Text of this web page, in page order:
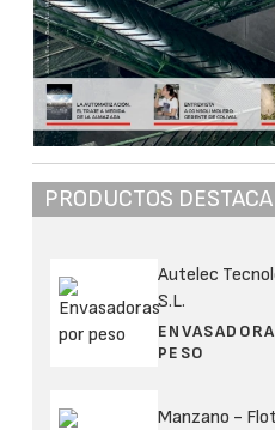
PRODUCTOS
Autelec
S.L.
PESO
Manzano -